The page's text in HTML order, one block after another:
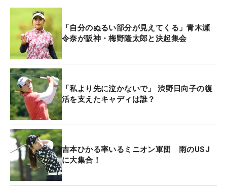
「自分のぬるい部分が見えてくる」青木瀬
令奈が阪神・梅野隆太郎と決起集会
「私より先に泣かないで」 渋野日向子の復
活を支えたキャディは誰？
吉本ひかる率いるミニオン軍団 雨のUSJ
に大集合！